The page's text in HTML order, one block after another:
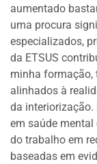
aumentado
uma procura
especializados,
da ETSUS
minha formação,
alinhados à
da
em saúde
do trabalho em
baseadas em